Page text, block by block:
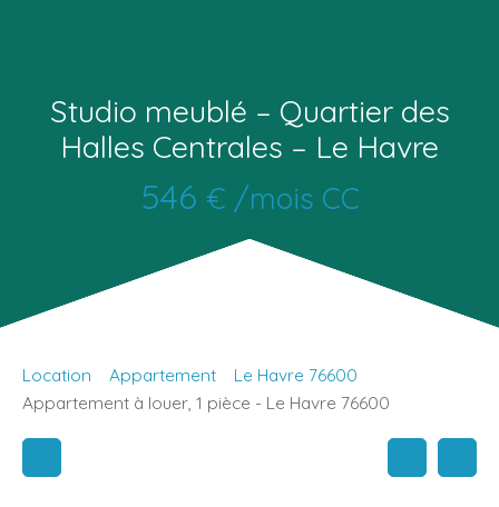
Studio meublé – Quartier des
Halles Centrales – Le Havre
546 € /mois CC
Location Appartement
Le Havre 76600
Appartement à louer, 1 pièce - Le Havre 76600